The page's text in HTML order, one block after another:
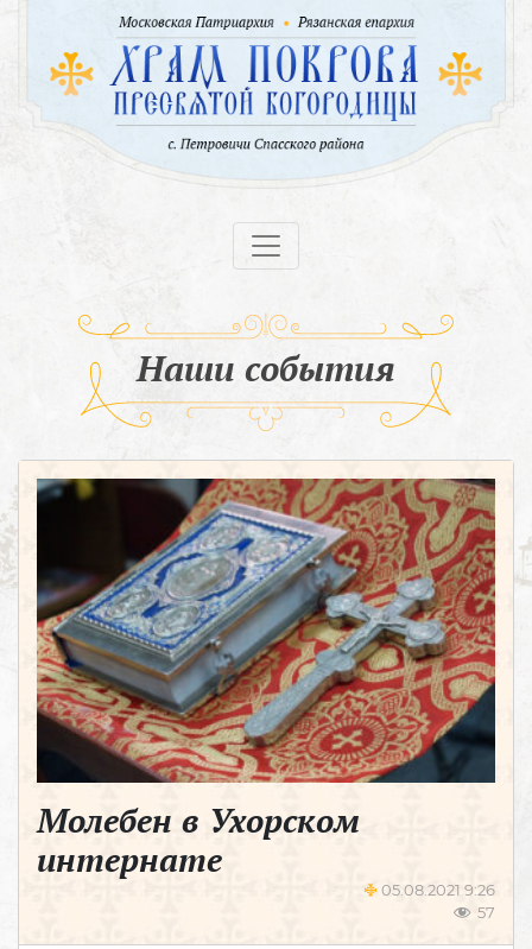
Наши события
Молебен в Ухорском
интернате
05.08.2021 9:26
57